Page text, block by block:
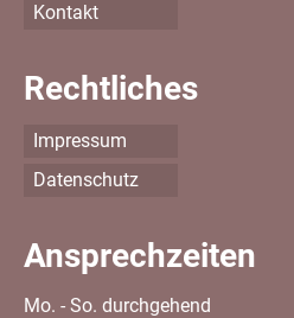
Kontakt
Rechtliches
Impressum
Datenschutz
Ansprechzeiten
Mo. - So. durchgehend